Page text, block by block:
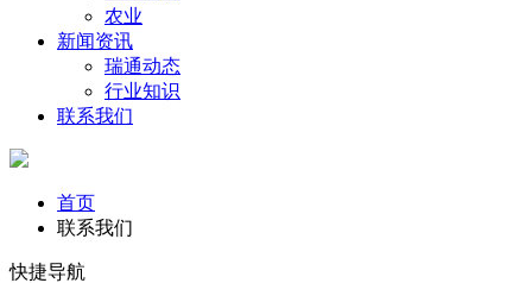
农业
新闻资讯
瑞通动态
行业知识
联系我们
首页
联系我们
快捷导航